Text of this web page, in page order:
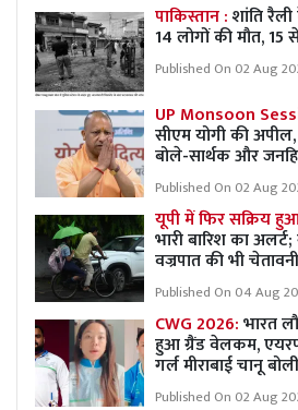
पाकिस्तान :शांति
14 लोगों की मौत,
Published On 02 Aug
UP Monsoon
सीएम योगी की
बोले-सार्थक और
Published On 02 Aug
यूपी में फिर सक्रिय
भारी बारिश का
वज्रपात की भी चेतावनी
Published On 04 Aug
CWG 2026:भारत
हुआ ग्रैंड वेलकम,
गर्ल मीराबाई चानू
Published On 02 Aug